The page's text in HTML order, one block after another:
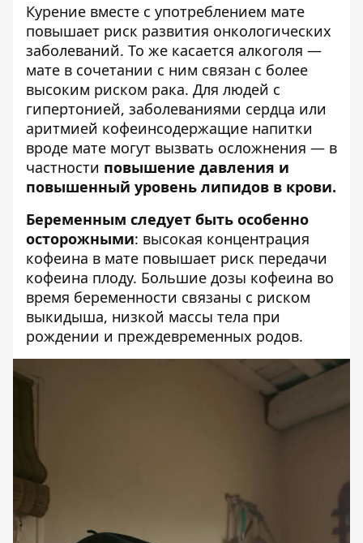
Курение вместе с употреблением мате
повышает риск развития онкологических
заболеваний. То же касается алкоголя —
мате в сочетании с ним связан с более
высоким риском рака. Для людей с
гипертонией, заболеваниями сердца или
аритмией кофеинсодержащие напитки
вроде мате могут вызвать осложнения — в
частности повышение давления и
повышенный уровень липидов в крови.
Беременным следует быть особенно
осторожными: высокая концентрация
кофеина в мате повышает риск передачи
кофеина плоду. Большие дозы кофеина во
время беременности связаны с риском
выкидыша, низкой массы тела при
рождении и преждевременных родов.